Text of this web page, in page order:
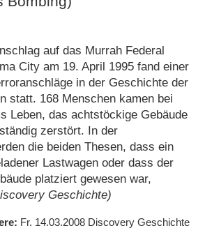
auf das Murrah Federal
City am 19. April 1995 fand einer
in der Geschichte der
statt. 168 Menschen kamen bei
Leben, das achtstöckige Gebäude
zerstört. In der
die beiden Thesen, dass ein
Lastwagen oder dass der
platziert gewesen war,
Geschichte)
Fr. 14.03.2008 Discovery Geschichte